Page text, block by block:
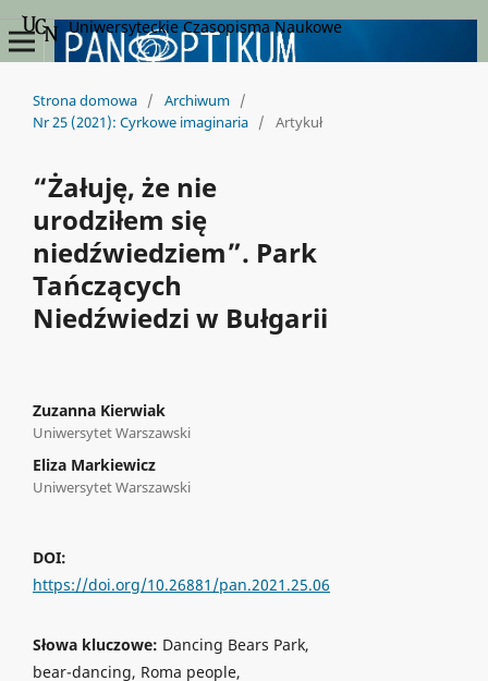
Uniwersyteckie Czasopisma Naukowe
Strona domowa / Archiwum /
Nr 25 (2021): Cyrkowe imaginaria / Artykuł
“Żałuję, że nie
urodziłem się
niedźwiedziem”. Park
Tańczących
Niedźwiedzi w Bułgarii
Zuzanna Kierwiak
Uniwersytet Warszawski
Eliza Markiewicz
Uniwersytet Warszawski
DOI:
https://doi.org/10.26881/pan.2021.25.06
Słowa kluczowe: Dancing Bears Park,
bear-dancing, Roma people,